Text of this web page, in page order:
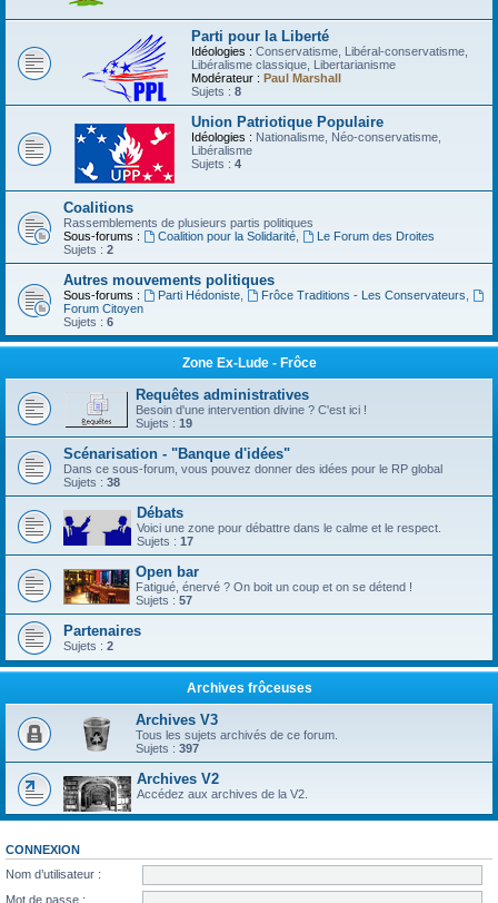
Parti pour la Liberté
Idéologies : Conservatisme, Libéral-conservatisme,
Libéralisme classique, Libertarianisme
Modérateur : Paul Marshall
Sujets : 8
Union Patriotique Populaire
Idéologies : Nationalisme, Néo-conservatisme,
Libéralisme
Sujets : 4
Coalitions
Rassemblements de plusieurs partis politiques
Sous-forums :
Coalition pour la Solidarité,
Le Forum des Droites
Sujets : 2
Autres mouvements politiques
Sous-forums : Parti Hédoniste, Frôce Traditions - Les Conservateurs
Forum Citoyen
Sujets : 6
Zone Ex-Lude - Frôce
Requêtes administratives
Besoin d'une intervention divine ? C'est ici !
Sujets : 19
Scénarisation - "Banque d'idées"
Dans ce sous-forum, vous pouvez donner des idées pour le RP global
Sujets : 38
Débats
Voici une zone pour débattre dans le calme et le respect.
Sujets : 17
Open bar
Fatigué, énervé ? On boit un coup et on se détend !
Sujets : 57
Partenaires
Sujets : 2
Archives frôceuses
Archives V3
Tous les sujets archivés de ce forum.
Sujets : 397
Archives V2
Accédez aux archives de la V2.
CONNEXION
Nom d’utilisateur :
Mot de passe :